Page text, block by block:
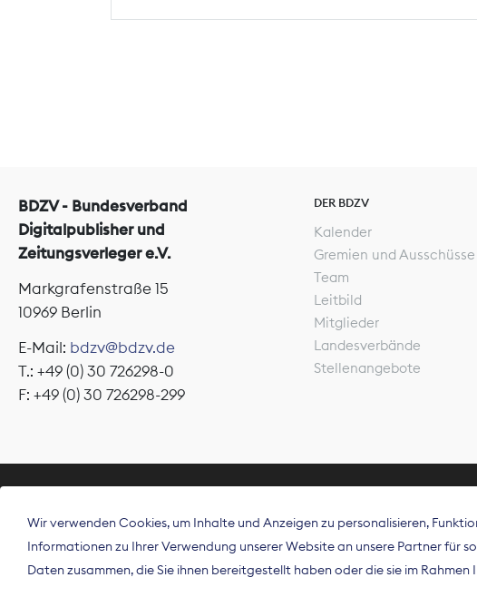
BDZV - Bundesverband
Digitalpublisher und
Zeitungsverleger e.V.
Markgrafenstraße 15
10969 Berlin
E-Mail: bdzv@bdzv.de
T.: +49 (0) 30 726298-0
F: +49 (0) 30 726298-299
DER BDZV
Kalender
Gremien und Ausschüsse
Team
Leitbild
Mitglieder
Landesverbände
Stellenangebote
Der Bundesverband
Spitzenorganisation
Deutschland und auf
Wir verwenden Cookies, um Inhalte und Anzeigen zu personalisieren,
Informationen zu Ihrer Verwendung unserer Website an unsere Partner für
Daten zusammen, die Sie ihnen bereitgestellt haben oder die sie im